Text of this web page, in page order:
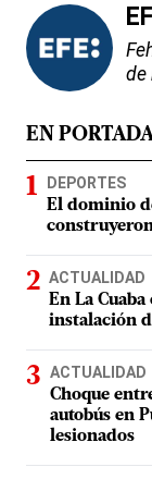
de
EN
DEPORTES
El dominio
ACTUALIDAD
En La
instalación
ACTUALIDAD
Choque
autobús en
lesionados